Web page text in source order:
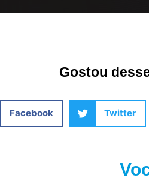
Gostou
Facebook Twitter